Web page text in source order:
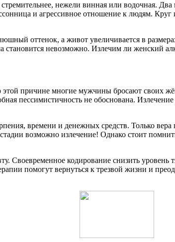
нежели винная или водочная.
и агрессивное отношение к людям. Круг
оттенок, а живот увеличивается в
невозможно. Излечим ли женский
причине многие мужчины бросают своих
пессимистичность не обоснована.
времени и денежных средств. Только
возможно излечение! Однако стоит
Своевременное кодирование снизить уровень
помогут вернуться к трезвой жизни и